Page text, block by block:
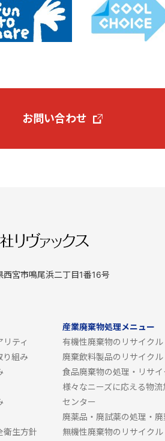
お問い合わせ
宮市鳴尾浜二丁目1番16号
ティ
り組み
衛生方針
産業廃棄物処理メニュー
有機性廃棄物のリサイクル
廃棄飲料製品のリサイクル
食品廃棄物の処理・リサ
様々なニーズに応える物流
センター
廃薬品・廃試薬の処理・廃
無機性廃棄物のリサイクル